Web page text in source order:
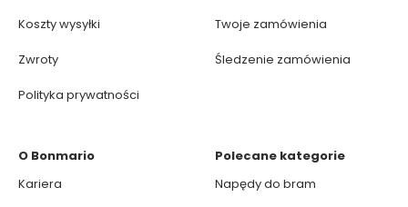
Koszty wysyłki
Zwroty
Polityka prywatności
Twoje zamówienia
Śledzenie zamówienia
O Bonmario
Kariera
Polecane kategorie
Napędy do bram